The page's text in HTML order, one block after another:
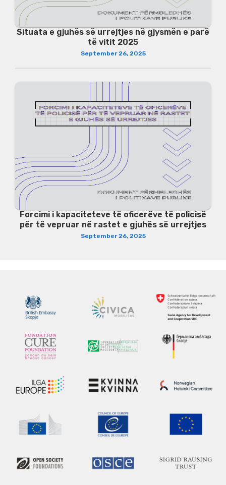
Situata e gjuhës së urrejtjes në gjysmën e parë
të vitit 2025
September 26, 2025
Forcimi i kapaciteteve të oficerëve të policisë
për të vepruar në rastet e gjuhës së urrejtjes
September 26, 2025